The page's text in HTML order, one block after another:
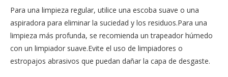
Para una limpieza regular, utilice una escoba suave o una
aspiradora para eliminar la suciedad y los residuos.Para una
limpieza más profunda, se recomienda un trapeador húmedo
con un limpiador suave.Evite el uso de limpiadores o
estropajos abrasivos que puedan dañar la capa de desgaste.